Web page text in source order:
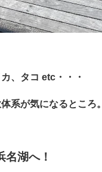
、タコ etc・・・
系が気になるところ。
名湖へ！